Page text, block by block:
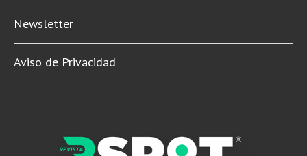
Newsletter
Aviso de Privacidad